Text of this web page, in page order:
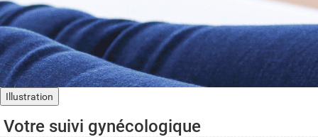
Illustration
Votre suivi gynécologique